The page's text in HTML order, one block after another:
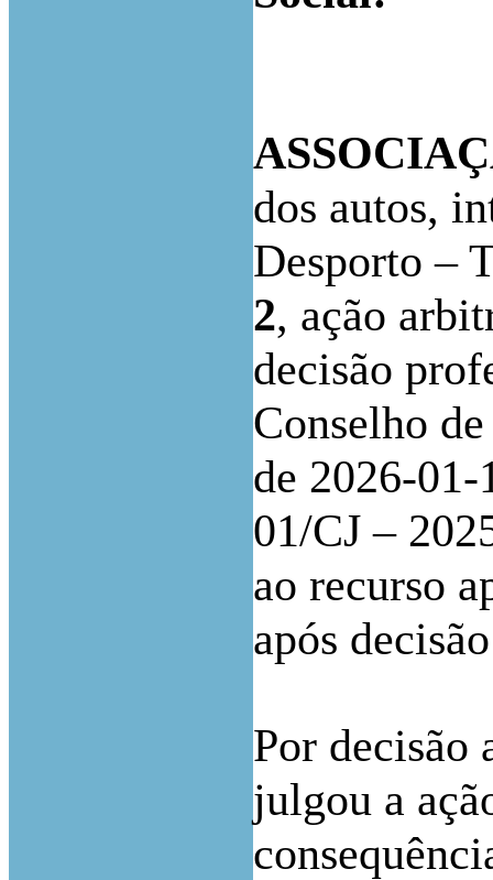
dos autos,
Desporto –
2, ação
decisão
Conselho
de 2026-01-
01/CJ –
ao recurso
após
Por decisão
julgou a